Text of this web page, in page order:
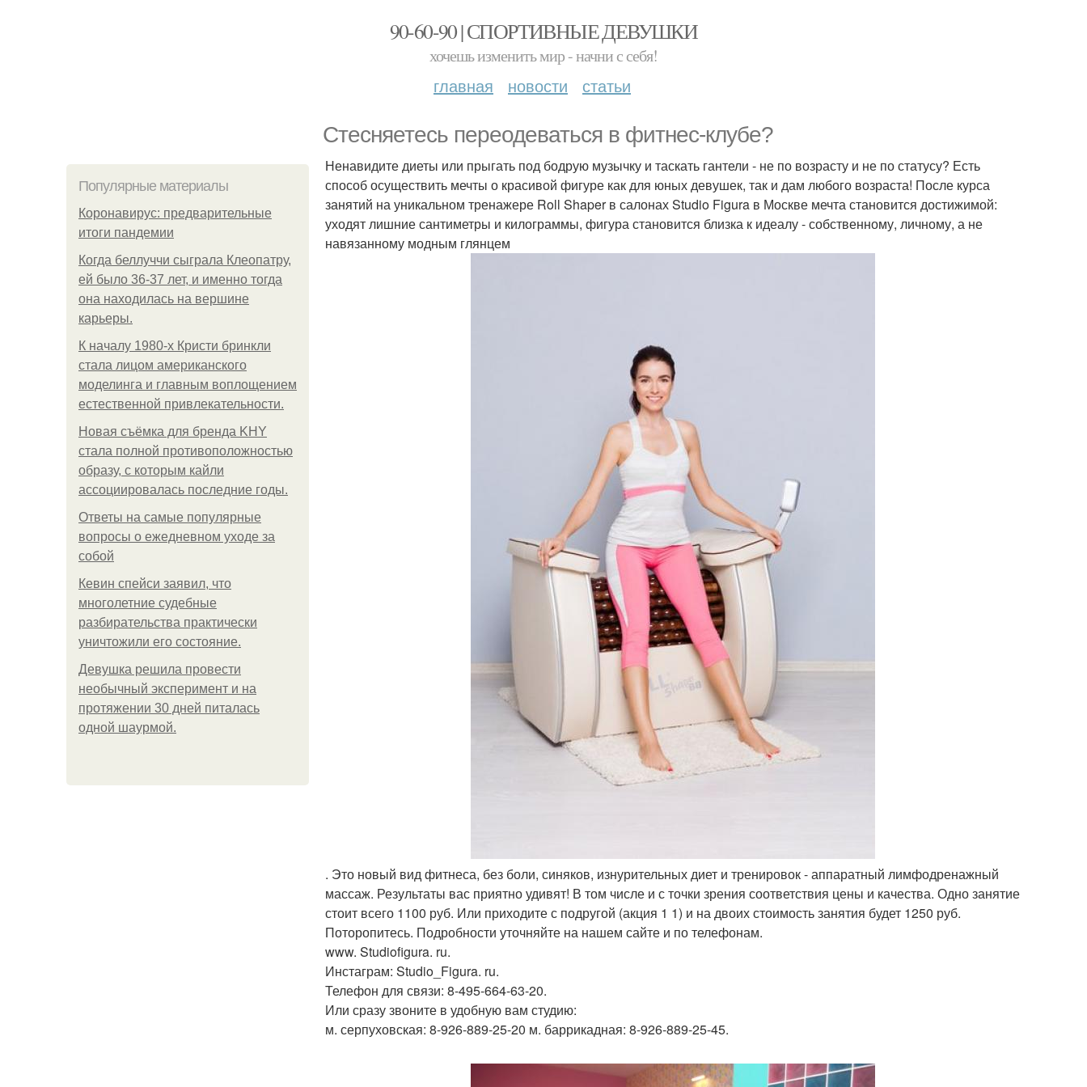
90-60-90 | СПОРТИВНЫЕ ДЕВУШКИ
хочешь изменить мир - начни с себя!
главная новости статьи
Стесняетесь переодеваться в фитнес-клубе?
Популярные материалы
Коронавирус: предварительные
итоги пандемии
Когда беллуччи сыграла Клеопатру,
ей было 36-37 лет, и именно тогда
она находилась на вершине
карьеры.
К началу 1980-х Кристи бринкли
стала лицом американского
моделинга и главным воплощением
естественной привлекательности.
Новая съёмка для бренда KHY
стала полной противоположностью
образу, с которым кайли
ассоциировалась последние годы.
Ответы на самые популярные
вопросы о ежедневном уходе за
собой
Кевин спейси заявил, что
многолетние судебные
разбирательства практически
уничтожили его состояние.
Девушка решила провести
необычный эксперимент и на
протяжении 30 дней питалась
одной шаурмой.
Ненавидите диеты или прыгать под бодрую музычку и таскать гантели - не по возрасту и не по статусу? Есть
способ осуществить мечты о красивой фигуре как для юных девушек, так и дам любого возраста! После курса
занятий на уникальном тренажере Roll Shaper в салонах Studio Figura в Москве мечта становится достижимой:
уходят лишние сантиметры и килограммы, фигура становится близка к идеалу - собственному, личному, а не
навязанному модным глянцем
. Это новый вид фитнеса, без боли, синяков, изнурительных диет и тренировок - аппаратный лимфодренажный
массаж. Результаты вас приятно удивят! В том числе и с точки зрения соответствия цены и качества. Одно занятие
стоит всего 1100 руб. Или приходите с подругой (акция 1 1) и на двоих стоимость занятия будет 1250 руб.
Поторопитесь. Подробности уточняйте на нашем сайте и по телефонам.
www. Studiofigura. ru.
Инстаграм: Studio_Figura. ru.
Телефон для связи: 8-495-664-63-20.
Или сразу звоните в удобную вам студию:
м. серпуховская: 8-926-889-25-20 м. баррикадная: 8-926-889-25-45.